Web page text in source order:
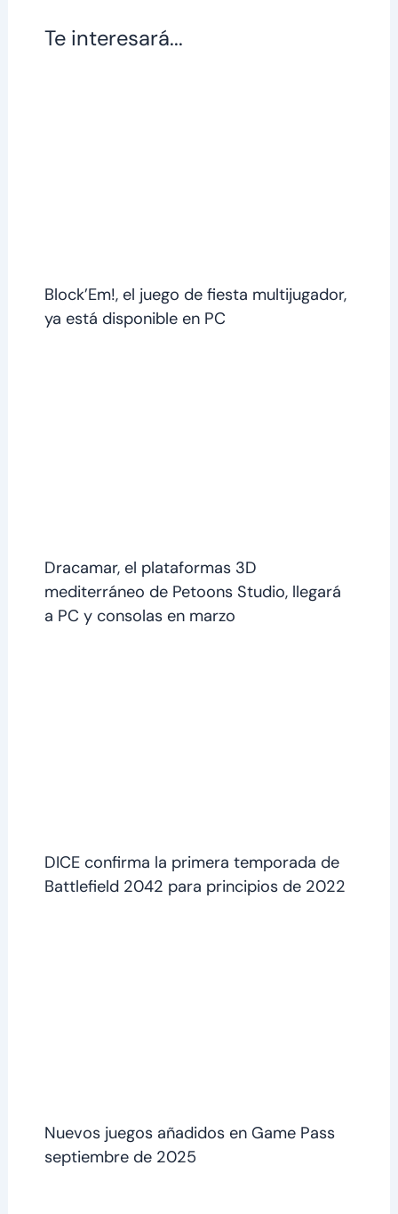
Te interesará...
Block’Em!, el juego de fiesta multijugador,
ya está disponible en PC
Dracamar, el plataformas 3D
mediterráneo de Petoons Studio, llegará
a PC y consolas en marzo
DICE confirma la primera temporada de
Battlefield 2042 para principios de 2022
Nuevos juegos añadidos en Game Pass
septiembre de 2025